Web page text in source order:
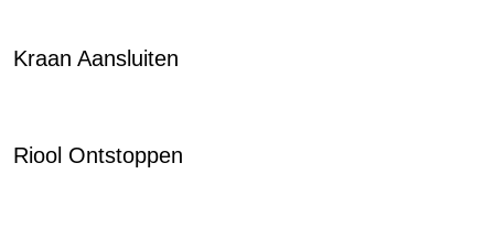
Kraan Aansluiten
Riool Ontstoppen